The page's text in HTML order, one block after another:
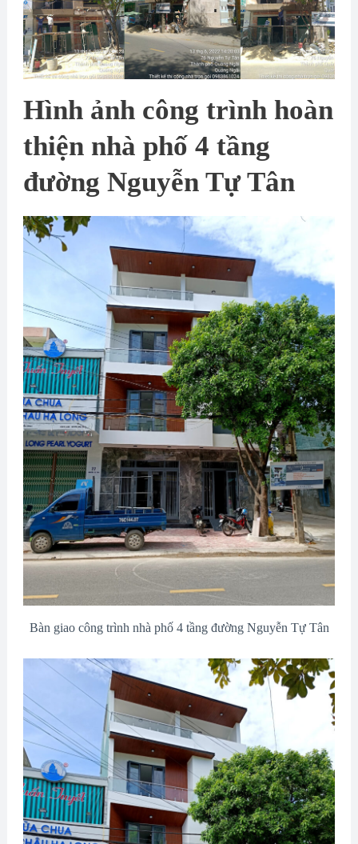
Hình ảnh công trình hoàn
thiện nhà phố 4 tầng
đường Nguyễn Tự Tân
Bàn giao công trình nhà phố 4 tầng đường Nguyễn Tự Tân